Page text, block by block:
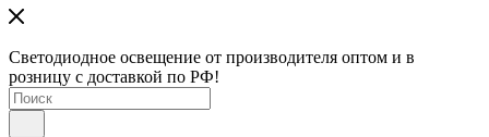
Светодиодное освещение от производителя оптом и в
розницу с доставкой по РФ!